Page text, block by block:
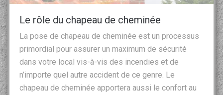
Le rôle du chapeau de cheminée
La pose de chapeau de cheminée est un processus
primordial pour assurer un maximum de sécurité
dans votre local vis-à-vis des incendies et de
n’importe quel autre accident de ce genre. Le
chapeau de cheminée apportera aussi le confort au